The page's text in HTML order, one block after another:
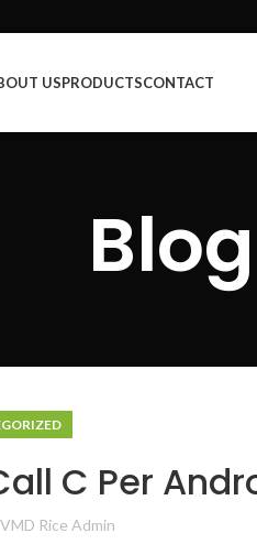
USPRODUCTSCONTACT
Blog
C Per
VMD Rice Admin